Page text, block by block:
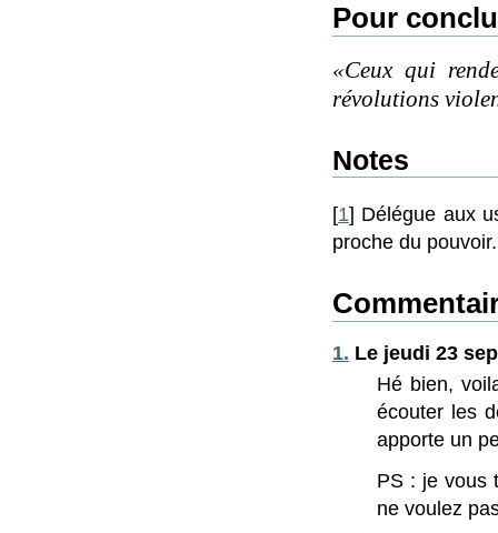
Pour
Ceux qui
révolutions
Notes
[1] Délégue aux
proche du pouvoir.
1. Le jeudi 23
Hé bien,
écouter les
apporte un
PS : je vous
ne voulez